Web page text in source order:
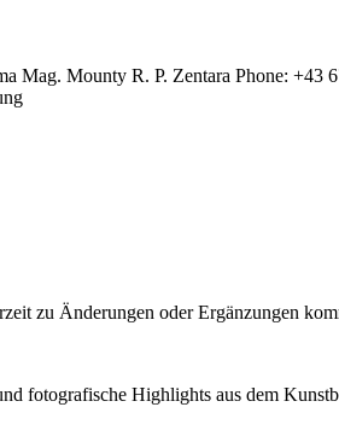
Mag. Mounty R. P. Zentara Phone: +43
zu Änderungen oder Ergänzungen
fotografische Highlights aus dem